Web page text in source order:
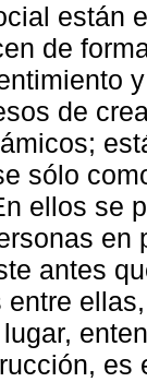
están
de
de
sólo
ellos se
antes
es